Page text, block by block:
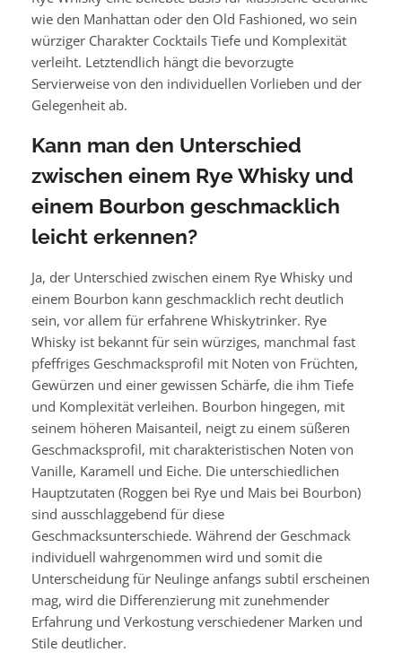
wie den Manhattan oder den Old Fashioned, wo sein
würziger Charakter Cocktails Tiefe und Komplexität
verleiht. Letztendlich hängt die bevorzugte
Servierweise von den individuellen Vorlieben und der
Gelegenheit ab.
Kann man den Unterschied
zwischen einem Rye Whisky und
einem Bourbon geschmacklich
leicht erkennen?
Ja, der Unterschied zwischen einem Rye Whisky und
einem Bourbon kann geschmacklich recht deutlich
sein, vor allem für erfahrene Whiskytrinker. Rye
Whisky ist bekannt für sein würziges, manchmal fast
pfeffriges Geschmacksprofil mit Noten von Früchten,
Gewürzen und einer gewissen Schärfe, die ihm Tiefe
und Komplexität verleihen. Bourbon hingegen, mit
seinem höheren Maisanteil, neigt zu einem süßeren
Geschmacksprofil, mit charakteristischen Noten von
Vanille, Karamell und Eiche. Die unterschiedlichen
Hauptzutaten (Roggen bei Rye und Mais bei Bourbon)
sind ausschlaggebend für diese
Geschmacksunterschiede. Während der Geschmack
individuell wahrgenommen wird und somit die
Unterscheidung für Neulinge anfangs subtil erscheinen
mag, wird die Differenzierung mit zunehmender
Erfahrung und Verkostung verschiedener Marken und
Stile deutlicher.